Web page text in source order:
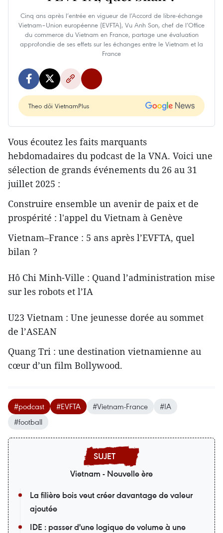
Cinq ans après l’entrée en vigueur de l’Accord de libre-échange
Vietnam–Union européenne (EVFTA), Vu Anh Son, chef de l’Office
du commerce du Vietnam en France, partage une évaluation
approfondie de ses effets sur les échanges entre le Vietnam et la
France
Theo dõi VietnamPlus
Vous écoutez les faits marquants
hebdomadaires du podcast de la VNA. Voici une
sélection de grands événements du 26 au 31
juillet 2025 :
Construire ensemble un avenir de paix et de
prospérité : l'appel du Vietnam à Genève
Vietnam–France : 5 ans après l’EVFTA, quel
bilan ?
Hô Chi Minh-Ville : Quand l’administration mise
sur les robots et l’IA
U23 Vietnam : Une jeunesse dorée au sommet
de l’ASEAN
Quang Tri : une destination vietnamienne au
cœur d’un film Bollywood.
#podcast #EVFTA #Vietnam-France
#IA
#football
Vietnam - Nouvelle ère
La filière bois veut créer davantage de valeur
ajoutée
IDE : passer d'une logique de volume à une